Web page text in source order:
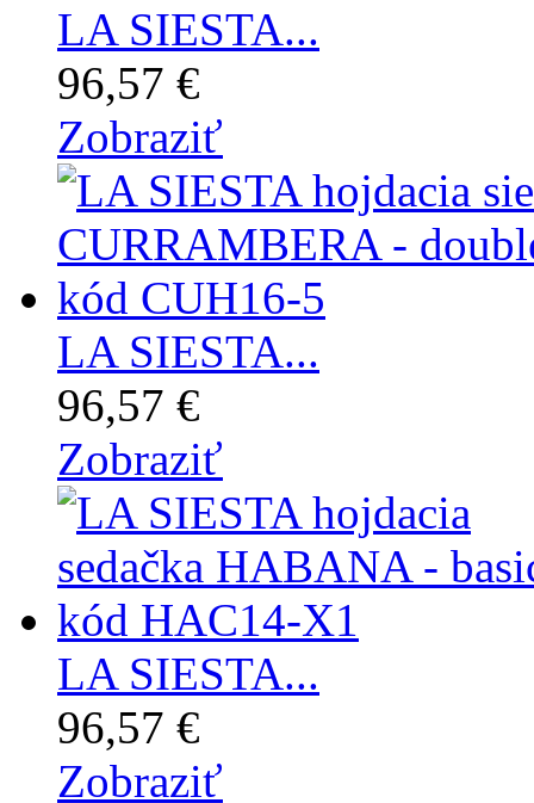
LA SIESTA...
96,57 €
Zobraziť
LA SIESTA...
96,57 €
Zobraziť
LA SIESTA...
96,57 €
Zobraziť